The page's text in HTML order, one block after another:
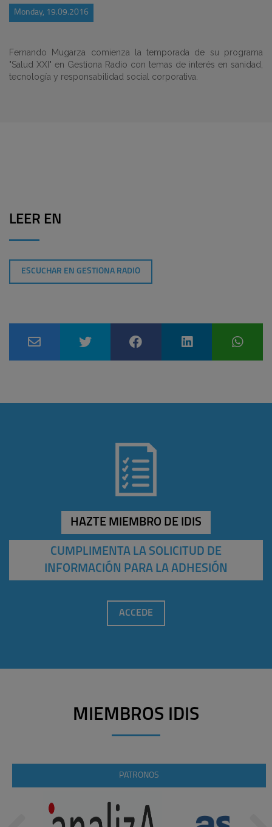
Monday, 19.09.2016
Fernando Mugarza comienza la temporada de su programa
"Salud XXI" en Gestiona Radio con temas de interés en sanidad,
tecnología y responsabilidad social corporativa.
LEER EN
ESCUCHAR EN GESTIONA RADIO
HAZTE MIEMBRO DE IDIS
CUMPLIMENTA LA SOLICITUD DE
INFORMACIÓN PARA LA ADHESIÓN
ACCEDE
MIEMBROS IDIS
PATRONOS